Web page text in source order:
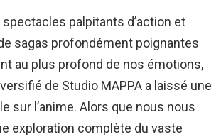
spectacles palpitants d’action et
sagas profondément poignantes
au plus profond de nos émotions,
de Studio MAPPA a laissé une
sur l’anime. Alors que nous nous
exploration complète du vaste